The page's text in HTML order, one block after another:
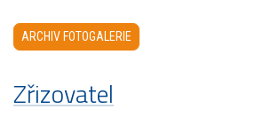
ARCHIV FOTOGALERIE
Zřizovatel